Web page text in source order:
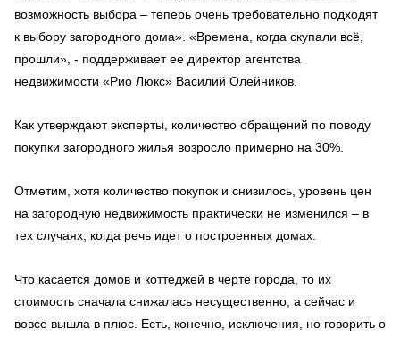
возможность выбора – теперь очень требовательно подходят
к выбору загородного дома». «Времена, когда скупали всё,
прошли», - поддерживает ее директор агентства
недвижимости «Рио Люкс» Василий Олейников.
Как утверждают эксперты, количество обращений по поводу
покупки загородного жилья возросло примерно на 30%.
Отметим, хотя количество покупок и снизилось, уровень цен
на загородную недвижимость практически не изменился – в
тех случаях, когда речь идет о построенных домах.
Что касается домов и коттеджей в черте города, то их
стоимость сначала снижалась несущественно, а сейчас и
вовсе вышла в плюс. Есть, конечно, исключения, но говорить о